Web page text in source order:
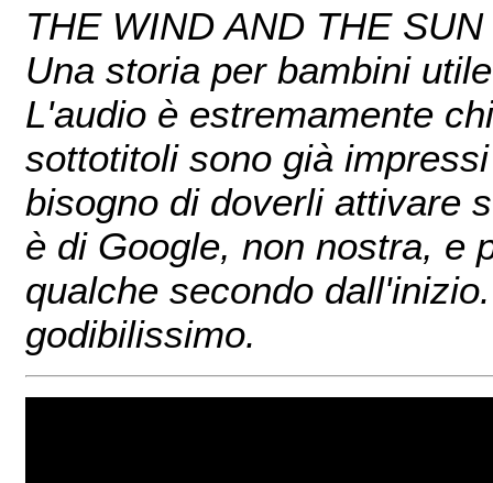
THE WIND AND THE
Una storia per bambini
L'audio è estremamente
sottotitoli sono già
bisogno di doverli attivare
è di Google, non nostra, e
qualche secondo
godibilissimo.